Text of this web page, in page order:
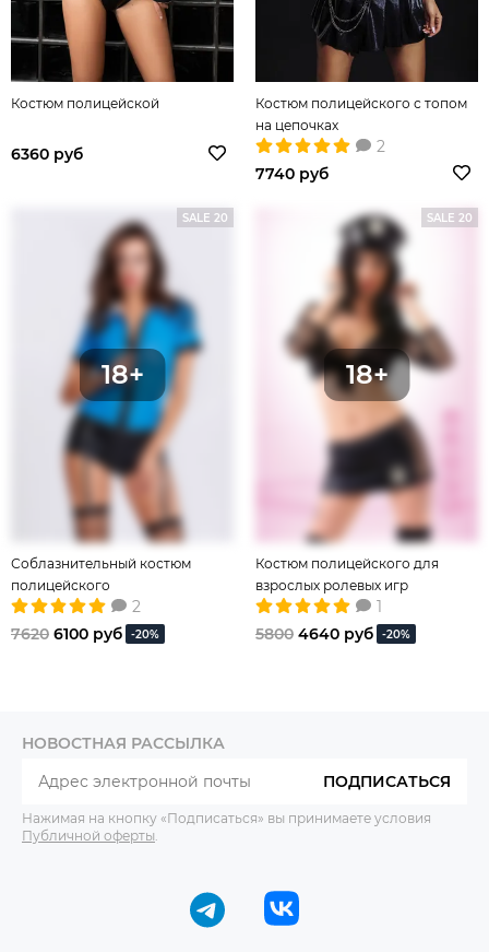
Костюм полицейской
6360 руб
Костюм полицейского с топом
на цепочках
2
7740 руб
SALE 20
Соблазнительный костюм
полицейского
2
7620 6100 руб -20%
SALE 20
Костюм полицейского для
взрослых ролевых игр
1
5800 4640 руб -20%
НОВОСТНАЯ РАССЫЛКА
ПОДПИСАТЬСЯ
Нажимая на кнопку «Подписаться» вы принимаете условия
Публичной оферты